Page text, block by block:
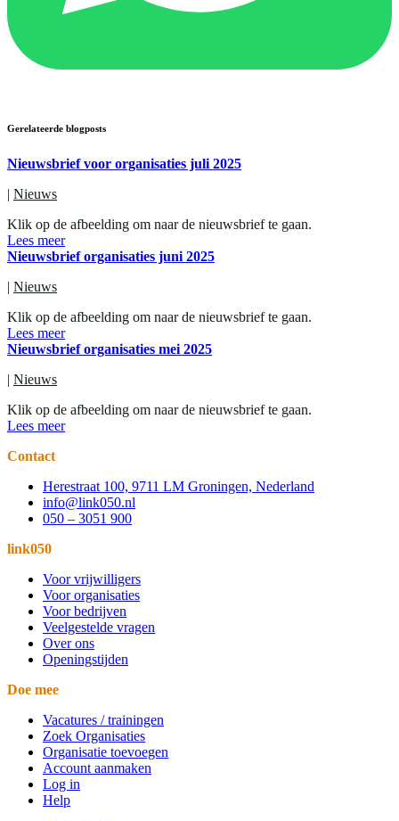
Gerelateerde blogposts
Nieuwsbrief voor organisaties juli 2025
| Nieuws
Klik op de afbeelding om naar de nieuwsbrief te gaan.
Lees meer
Nieuwsbrief organisaties juni 2025
| Nieuws
Klik op de afbeelding om naar de nieuwsbrief te gaan.
Lees meer
Nieuwsbrief organisaties mei 2025
| Nieuws
Klik op de afbeelding om naar de nieuwsbrief te gaan.
Lees meer
Contact
Herestraat 100, 9711 LM Groningen, Nederland
info@link050.nl
050 – 3051 900
link050
Voor vrijwilligers
Voor organisaties
Voor bedrijven
Veelgestelde vragen
Over ons
Openingstijden
Doe mee
Vacatures / trainingen
Zoek Organisaties
Organisatie toevoegen
Account aanmaken
Log in
Help